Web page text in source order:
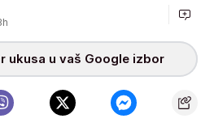
ukusa u vaš Google izbor